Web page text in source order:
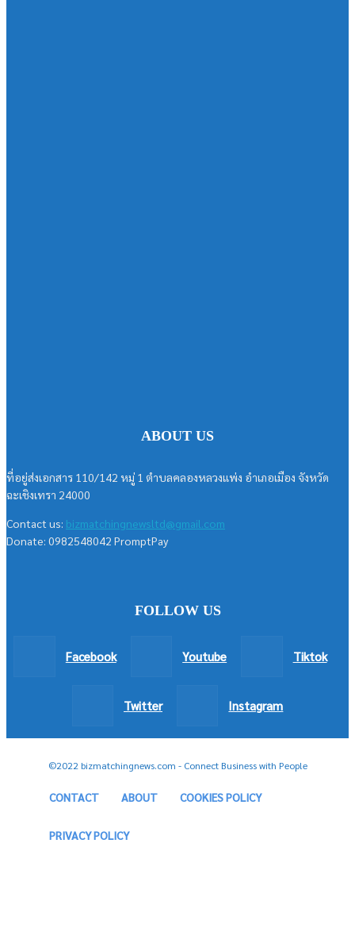
ABOUT US
ที่อยู่ส่งเอกสาร 110/142 หมู่ 1 ตำบลคลองหลวงแพ่ง อำเภอเมือง จังหวัด
ฉะเชิงเทรา 24000
Contact us: bizmatchingnewsltd@gmail.com
Donate: 0982548042 PromptPay
FOLLOW US
Facebook Youtube Tiktok
Twitter Instagram
©2022 bizmatchingnews.com - Connect Business with People
CONTACT ABOUT COOKIES POLICY
PRIVACY POLICY